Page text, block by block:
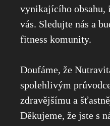
vynikajícího obsahu,
vás. Sledujte nás a
fitness komunity.
Doufáme, že
spolehlivým
zdravějšímu a
Děkujeme, že jste s